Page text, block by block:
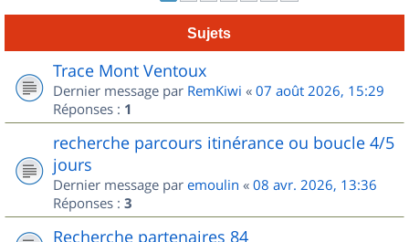
Sujets
Trace Mont Ventoux
Dernier message par RemKiwi « 07 août 2026, 15:29
Réponses : 1
recherche parcours itinérance ou boucle 4/5
jours
Dernier message par emoulin « 08 avr. 2026, 13:36
Réponses : 3
Recherche partenaires 84